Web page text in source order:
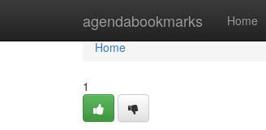
agendabookmarks Home
Home
Home
1